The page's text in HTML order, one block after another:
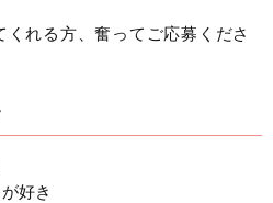
れる方、奮ってご応募くださ
好き